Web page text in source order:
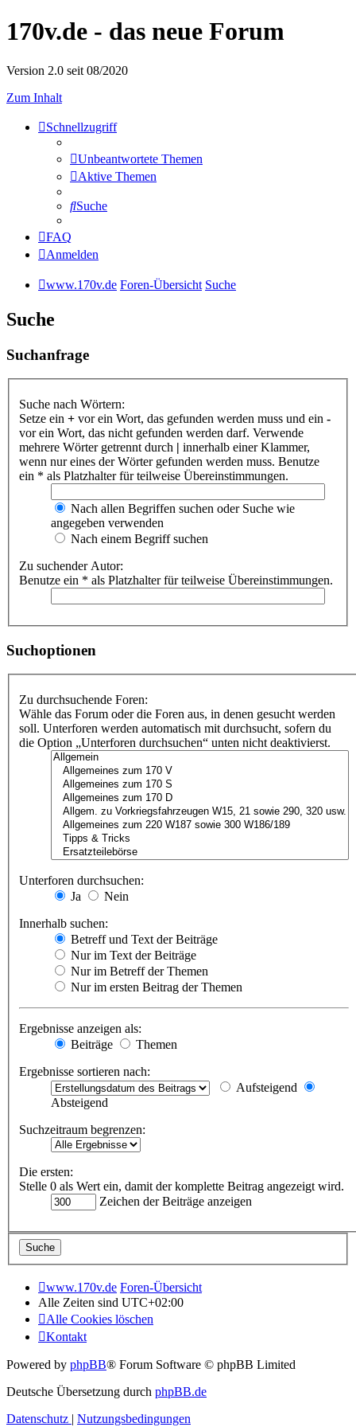
170v.de - das neue Forum
Version 2.0 seit 08/2020
Zum Inhalt
Schnellzugriff
Unbeantwortete Themen
Aktive Themen
Suche
FAQ
Anmelden
www.170v.de Foren-Übersicht Suche
Suche
Suchanfrage
Suche nach Wörtern:
Setze ein + vor ein Wort, das gefunden werden muss und ein -
vor ein Wort, das nicht gefunden werden darf. Verwende
mehrere Wörter getrennt durch | innerhalb einer Klammer,
wenn nur eines der Wörter gefunden werden muss. Benutze
ein * als Platzhalter für teilweise Übereinstimmungen.
Nach allen Begriffen suchen oder Suche wie
angegeben verwenden
Nach einem Begriff suchen
Zu suchender Autor:
Benutze ein * als Platzhalter für teilweise Übereinstimmungen.
Suchoptionen
Zu durchsuchende Foren:
Wähle das Forum oder die Foren aus, in denen gesucht werden
soll. Unterforen werden automatisch mit durchsucht, sofern du
die Option „Unterforen durchsuchen“ unten nicht deaktivierst.
Unterforen durchsuchen:
Ja
Nein
Innerhalb suchen:
Betreff und Text der Beiträge
Nur im Text der Beiträge
Nur im Betreff der Themen
Nur im ersten Beitrag der Themen
Ergebnisse anzeigen als:
Beiträge
Themen
Ergebnisse sortieren nach:
Aufsteigend
Absteigend
Suchzeitraum begrenzen:
Die ersten:
Stelle 0 als Wert ein, damit der komplette Beitrag angezeigt wird.
Zeichen der Beiträge anzeigen
www.170v.de Foren-Übersicht
Alle Zeiten sind UTC+02:00
Alle Cookies löschen
Kontakt
Powered by phpBB® Forum Software © phpBB Limited
Deutsche Übersetzung durch phpBB.de
Datenschutz | Nutzungsbedingungen